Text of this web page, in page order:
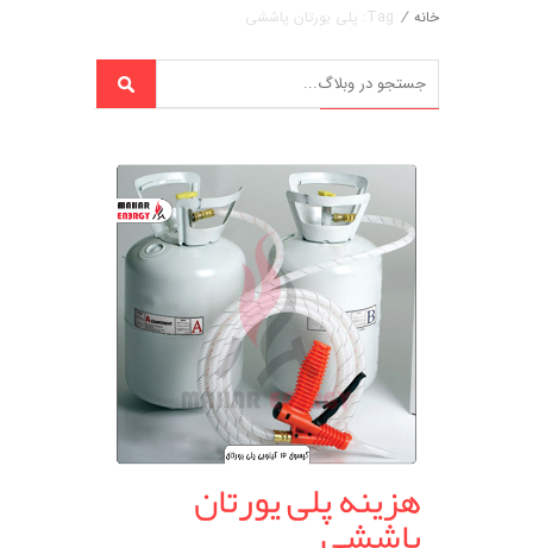
خانه / Tag: پلی یورتان پاششی
هزینه پلی یورتان